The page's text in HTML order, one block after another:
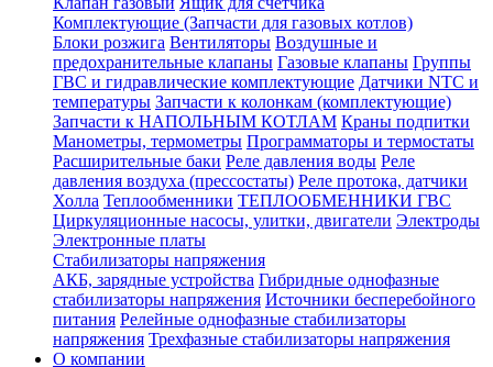
Комплектующие (Запчасти для газовых котлов)
Блоки розжига Вентиляторы Воздушные и
предохранительные клапаны Газовые клапаны Группы
ГВС и гидравлические комплектующие Датчики NTC и
температуры Запчасти к колонкам (комплектующие)
Запчасти к НАПОЛЬНЫМ КОТЛАМ Краны подпитки
Манометры, термометры Программаторы и термостаты
Расширительные баки Реле давления воды Реле
давления воздуха (прессостаты) Реле протока, датчики
Холла Теплообменники ТЕПЛООБМЕННИКИ ГВС
Циркуляционные насосы, улитки, двигатели Электроды
Электронные платы
Стабилизаторы напряжения
АКБ, зарядные устройства Гибридные однофазные
стабилизаторы напряжения Источники бесперебойного
питания Релейные однофазные стабилизаторы
напряжения Трехфазные стабилизаторы напряжения
О компании